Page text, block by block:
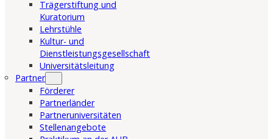
Trägerstiftung und
Kuratorium
Lehrstühle
Kultur- und
Dienstleistungsgesellschaft
Universitätsleitung
Partner
Förderer
Partnerländer
Partneruniversitäten
Stellenangebote